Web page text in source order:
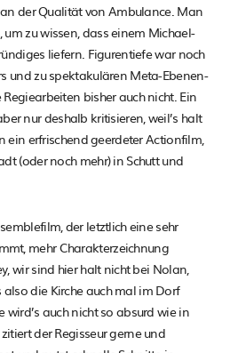
der Qualität von Ambulance. Man
zu wissen, dass einem Michael-
liefern. Figurentiefe war noch
und zu spektakulären Meta-Ebenen-
bisher auch nicht. Ein
nur deshalb kritisieren, weil’s halt
ein erfrischend geerdeter Actionfilm,
(oder noch mehr) in Schutt und
der letztlich eine sehr
mehr Charakterzeichnung
wir sind hier halt nicht bei Nolan,
die Kirche auch mal im Dorf
wird’s auch nicht so absurd wie in
der Regisseur gerne und